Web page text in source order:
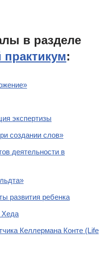
в разделе
практикум:
экспертизы
создании слов»
деятельности в
развития ребенка
Хеда
Келлермана Конте (Life